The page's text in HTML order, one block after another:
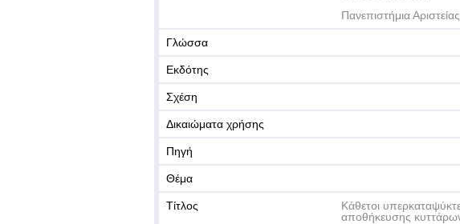
Πανεπιστήμια Αριστείας
Γλώσσα
Εκδότης
Σχέση
Δικαιώματα χρήσης
Πηγή
Θέμα
Τίτλος
Κάθετοι
αποθήκευσης